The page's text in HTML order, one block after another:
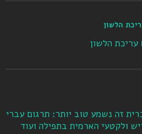
הלשון
הלשון
זה נשמע טוב יותר: תרגום עברי
ולקטעי הארמית בתפילה ועוד